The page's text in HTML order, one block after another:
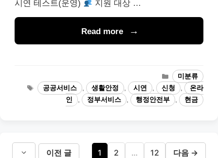
시연 테스트(운영)
지원 대상 …
Read more
카
테
고
리
미분류
태
그
공공서비스 , 생활안정 , 시연 , 신청 ,
온라
인
, 정부서비스 , 행정안전부 , 현금
이전 글
페
1
페
2 …
페
12 다음 →